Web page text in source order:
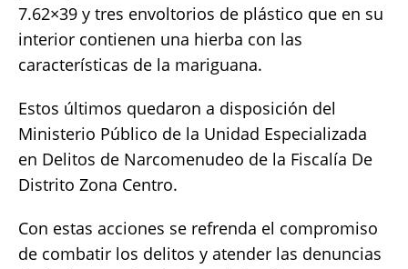
7.62×39 y tres envoltorios de plástico que en su
interior contienen una hierba con las
características de la mariguana.
Estos últimos quedaron a disposición del
Ministerio Público de la Unidad Especializada
en Delitos de Narcomenudeo de la Fiscalía De
Distrito Zona Centro.
Con estas acciones se refrenda el compromiso
de combatir los delitos y atender las denuncias